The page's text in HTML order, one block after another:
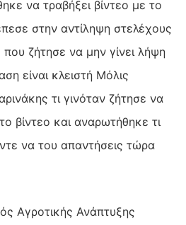
να τραβήξει βίντεο με το
στην αντίληψη στελέχους
ζήτησε να μην γίνει λήψη
είναι κλειστή Μόλις
τι γινόταν ζήτησε να
βίντεο και αναρωτήθηκε τι
να του απαντήσεις τώρα
Αγροτικής Ανάπτυξης